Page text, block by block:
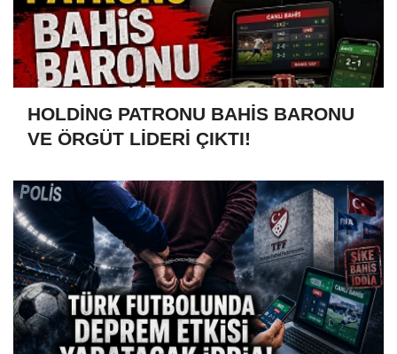
HOLDİNG PATRONU BAHİS BARONU
VE ÖRGÜT LİDERİ ÇIKTI!